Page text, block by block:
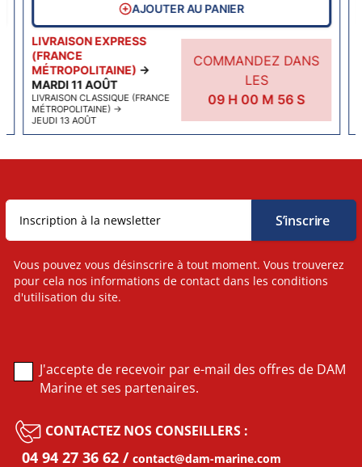
LIVRAISON EXPRESS
(FRANCE
MÉTROPOLITAINE) →
MARDI 11 AOÛT
LIVRAISON CLASSIQUE (FRANCE
MÉTROPOLITAINE) →
JEUDI 13 AOÛT
COMMANDEZ DANS
LES
09 H 00 M 55 S
AJOUTER AU PANIER
Vous pouvez vous désinscrire à tout moment. Vous trouverez
pour cela nos informations de contact dans les conditions
d'utilisation du site.
J'accepte de recevoir par e-mail des offres de DAM
Marine et ses partenaires.
CONTACTEZ NOS CONSEILLERS :
04 94 27 36 62 contact@dam-marine.com